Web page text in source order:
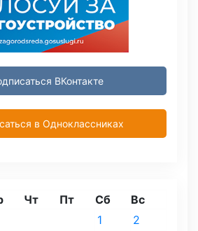
ВКонтакте
в Одноклассниках
Чт Пт Сб Вс
1
2